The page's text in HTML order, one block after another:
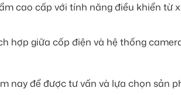
cao cấp với tính năng điều khiển từ
hợp giữa cốp điện và hệ thống
nay để được tư vấn và lựa chọn sản